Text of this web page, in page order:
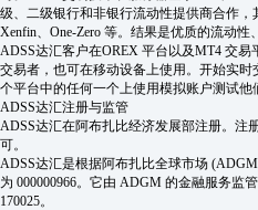
级、二级银行和非银行流动性提供商合作，
Xenfin、One-Zero 等。结果是优质的流动性
ADSS达汇客户在OREX 平台以及MT4 交
交易者，也可在移动设备上使用。开始实
个平台中的任何一个上使用模拟账户测试他
ADSS达汇注册与监管
ADSS达汇在阿布扎比经济发展部注册。注
可。
ADSS达汇是根据阿布扎比全球市场
为 000000966。它由 ADGM 的金融服务监
170025。